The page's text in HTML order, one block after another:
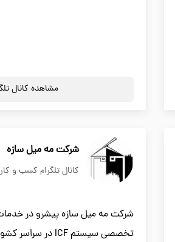
مشاهده کانال
شرکت مه میل سازه
کانال تلگرام کسب و
شرکت مه میل سازه پیشرو در
تخصصی سیستم ICF در سراسر کشور